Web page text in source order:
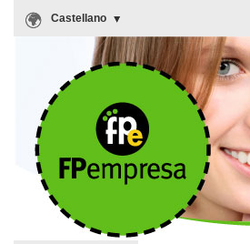
Castellano